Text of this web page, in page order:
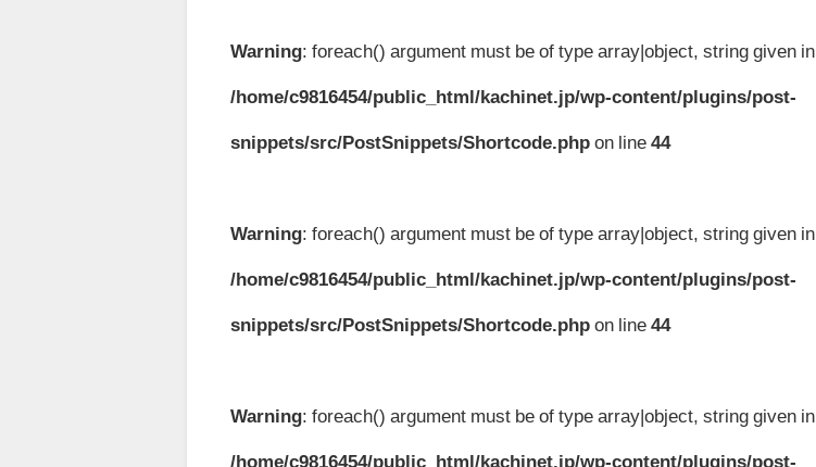
Warning: foreach() argument must be of type array|object, string given in
/home/c9816454/public_html/kachinet.jp/wp-content/plugins/post-
snippets/src/PostSnippets/Shortcode.php on line44
Warning: foreach() argument must be of type array|object, string given in
/home/c9816454/public_html/kachinet.jp/wp-content/plugins/post-
snippets/src/PostSnippets/Shortcode.php on line44
Warning: foreach() argument must be of type array|object, string given in
/home/c9816454/public_html/kachinet.jp/wp-content/plugins/post-